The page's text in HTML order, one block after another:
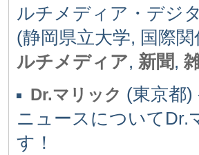
ルチメディア・デジ
(静岡県立大学, 国際
ルチメディア, 新聞,
Dr.マリック (東京都)
ニュースについてDr.
す！